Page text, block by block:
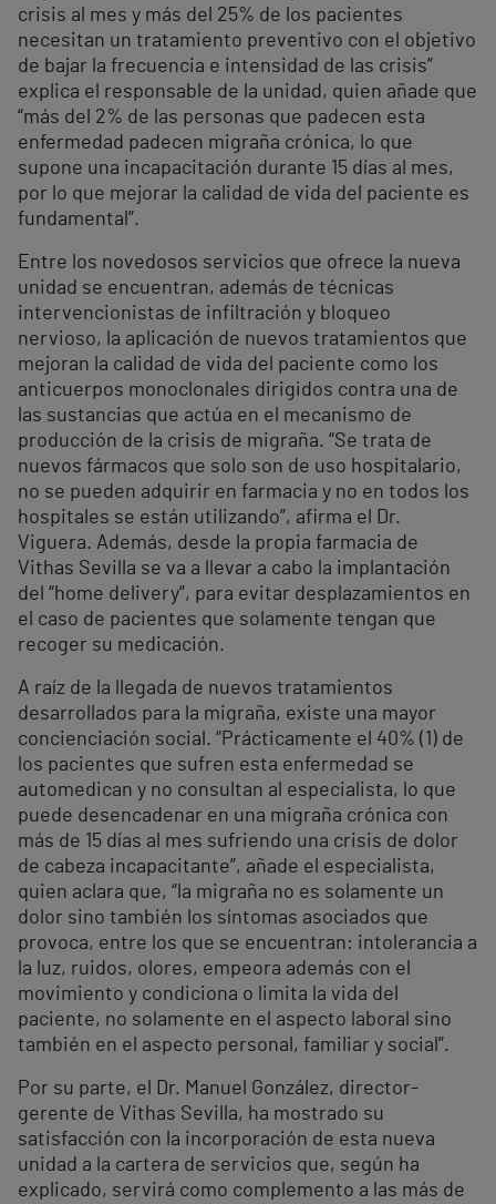
crisis al mes y más del 25% de los pacientes
necesitan un tratamiento preventivo con el objetivo
de bajar la frecuencia e intensidad de las crisis”
explica el responsable de la unidad, quien añade que
“más del 2% de las personas que padecen esta
enfermedad padecen migraña crónica, lo que
supone una incapacitación durante 15 días al mes,
por lo que mejorar la calidad de vida del paciente es
fundamental”.
Entre los novedosos servicios que ofrece la nueva
unidad se encuentran, además de técnicas
intervencionistas de infiltración y bloqueo
nervioso, la aplicación de nuevos tratamientos que
mejoran la calidad de vida del paciente como los
anticuerpos monoclonales dirigidos contra una de
las sustancias que actúa en el mecanismo de
producción de la crisis de migraña. “Se trata de
nuevos fármacos que solo son de uso hospitalario,
no se pueden adquirir en farmacia y no en todos los
hospitales se están utilizando”, afirma el Dr.
Viguera. Además, desde la propia farmacia de
Vithas Sevilla se va a llevar a cabo la implantación
del “home delivery”, para evitar desplazamientos en
el caso de pacientes que solamente tengan que
recoger su medicación.
A raíz de la llegada de nuevos tratamientos
desarrollados para la migraña, existe una mayor
concienciación social. “Prácticamente el 40% (1) de
los pacientes que sufren esta enfermedad se
automedican y no consultan al especialista, lo que
puede desencadenar en una migraña crónica con
más de 15 días al mes sufriendo una crisis de dolor
de cabeza incapacitante”, añade el especialista,
quien aclara que, “la migraña no es solamente un
dolor sino también los síntomas asociados que
provoca, entre los que se encuentran: intolerancia a
la luz, ruidos, olores, empeora además con el
movimiento y condiciona o limita la vida del
paciente, no solamente en el aspecto laboral sino
también en el aspecto personal, familiar y social”.
Por su parte, el Dr. Manuel González, director-
gerente de Vithas Sevilla, ha mostrado su
satisfacción con la incorporación de esta nueva
unidad a la cartera de servicios que, según ha
explicado, servirá como complemento a las más de